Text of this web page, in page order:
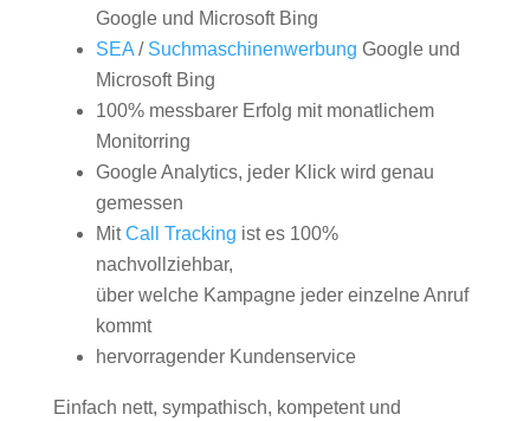
Google und Microsoft Bing
SEA/ Suchmaschinenwerbung Google und
Microsoft Bing
100% messbarer Erfolg mit monatlichem
Monitorring
Google Analytics, jeder Klick wird genau
gemessen
MitCall Tracking ist es 100%
nachvollziehbar,
über welche Kampagne jeder einzelne Anruf
kommt
hervorragender Kundenservice
Einfach nett, sympathisch, kompetent und